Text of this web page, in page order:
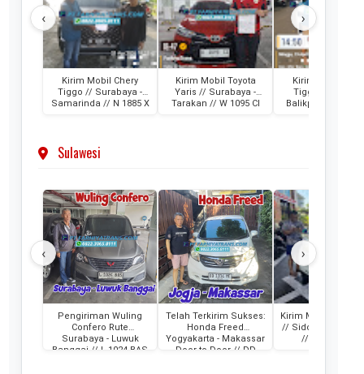
‹
Kirim Mobil Chery
Tiggo // Surabaya -
Samarinda // N 1885 X
Kirim Mobil Toyota
Yaris // Surabaya -
Tarakan // W 1095 CI
Kirim Mobil
Tiggo // Jakarta
Balikpapan // D
›
Sulawesi
‹
Pengiriman Wuling
Confero Rute
Surabaya - Luwuk
Banggai // L 1024 BAS
Telah Terkirim Sukses:
Honda Freed
Yogyakarta - Makassar
Door to Door // DD
Kirim Mobil Honda
// Sidoarjo -
// DH 1024 KB
›